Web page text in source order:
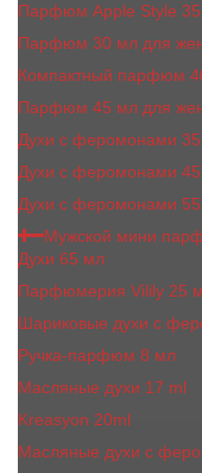
Парфюм Apple Style
Парфюм 30 мл для
Компактный парфюм
Парфюм 45 мл для
Духи с феромонами
Духи с феромонами
Духи с феромонами
Мужской мини
Духи 65 мл
Парфюмерия Vilily 25
Шариковые духи с
Ручка-парфюм 8 мл
Масляные духи 17 ml
Kreasyon 20ml
Масляные духи c